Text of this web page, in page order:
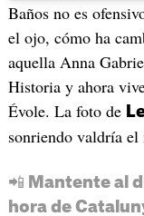
Baños no es
el ojo, cómo ha
aquella Anna
Historia y ahora
Évole. La foto de
sonriendo valdría
📲 Mantente al
hora de